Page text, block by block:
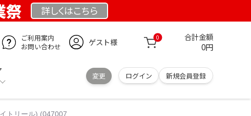
祭 詳しくはこちら
ご利用案内
お問い合わせ
ゲスト様 0 合計金額
0円
変更 ログイン 新規会員登録
トリール) (047007